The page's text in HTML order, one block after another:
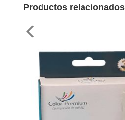
Productos relacionados